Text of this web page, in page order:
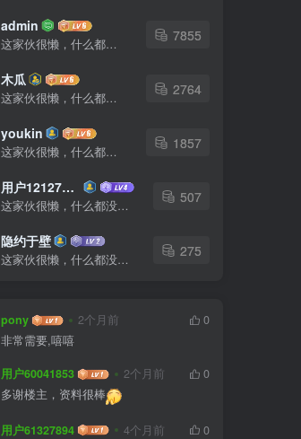
admin
这家伙很懒，什么都没有写...
7855
木瓜
这家伙很懒，什么都没有写...
2764
youkin
这家伙很懒，什么都没有写...
1857
用户12127023
这家伙很懒，什么都没有写...
507
隐约于壁
这家伙很懒，什么都没有写...
275
pony 2个月前
0
非常需要,嘻嘻
用户60041853 2个月前
0
多谢楼主，资料很棒
用户61327894 4个月前
0